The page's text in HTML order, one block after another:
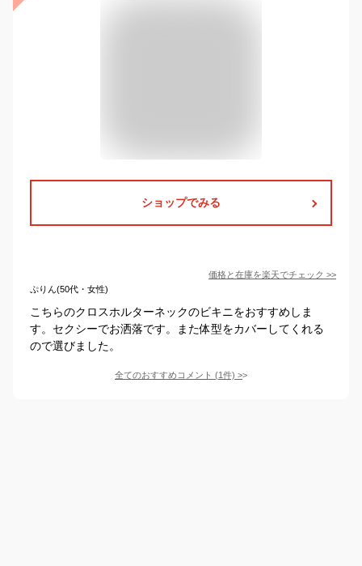
ショップでみる
価格と在庫を楽天でチェック >>
ぷりん(50代・女性)
こちらのクロスホルターネックのビキニをおすすめしま
す。セクシーでお洒落です。また体型をカバーしてくれる
ので選びました。
全てのおすすめコメント (1件) >